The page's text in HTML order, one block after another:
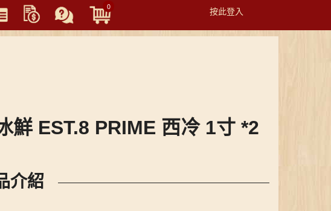
0 按此登入
Toggle
鮮 EST.8 PRIME 西冷 1寸 *2
介紹